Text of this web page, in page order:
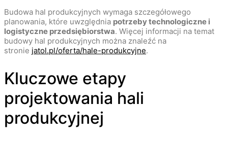
Budowa hal produkcyjnych wymaga szczegółowego
planowania, które uwzględnia potrzeby technologiczne i
logistyczne przedsiębiorstwa. Więcej informacji na temat
budowy hal produkcyjnych można znaleźć na
stronie jatol.pl/oferta/hale-produkcyjne.
Kluczowe etapy
projektowania hali
produkcyjnej